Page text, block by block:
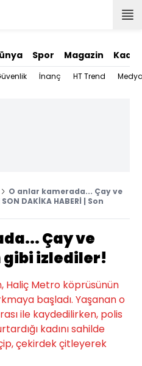
Spor Magazin Kadın
İnanç HT Trend
O anlar kamerada... Çay ve
DAKİKA HABERİ | Son
Çay ve
izlediler!
Haliç Metro köprüsünün
başladı. Yaşanan o
ile kaydedilirken, polis
kadını sahilde
çekirdek çitleyerek